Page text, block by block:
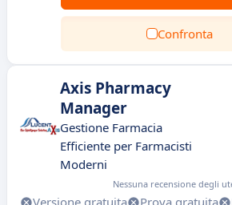
Confronta
Axis Pharmacy
Manager
Gestione Farmacia
Efficiente per Farmacisti
Moderni
Nessuna recensione degli
Versione gratuita Prova gratuita